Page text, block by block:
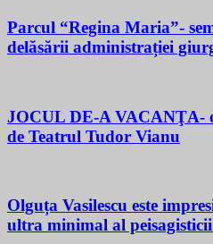
Parcul “Regina Maria”-
delăsării administrației
JOCUL DE-A VACANŢA-
de Teatrul Tudor Vianu
Olguța Vasilescu este
ultra minimal al